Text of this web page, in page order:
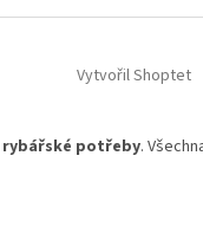
Vytvořil Shoptet
rybářské potřeby.